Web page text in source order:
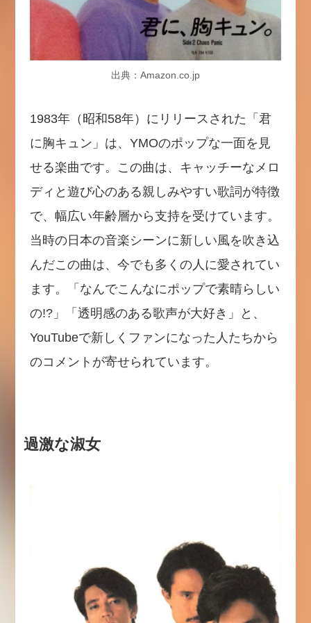
出典：Amazon.co.jp
1983年（昭和58年）にリリースされた「君
に胸キュン」は、YMOのポップな一面を見
せる楽曲です。この曲は、キャッチーなメロ
ディと遊び心のある親しみやすい歌詞が特徴
で、幅広い年齢層から支持を受けています。
当時の日本の音楽シーンに新しい風を吹き込
んだこの曲は、今でも多くの人に愛されてい
ます。「なんでこんなにポップで素晴らしい
の!?」「透明感のある歌声が大好き」と、
YouTubeで新しくファンになった人たちから
のコメントが寄せられています。
過激な淑女